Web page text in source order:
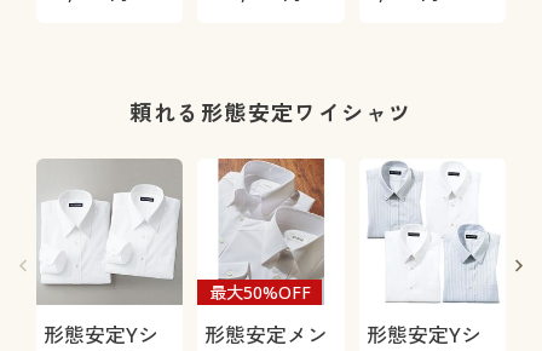
頼れる形態安定ワイシャツ
形態安定Yシ
形態安定メン
最大50%OFF
形態安定Yシ